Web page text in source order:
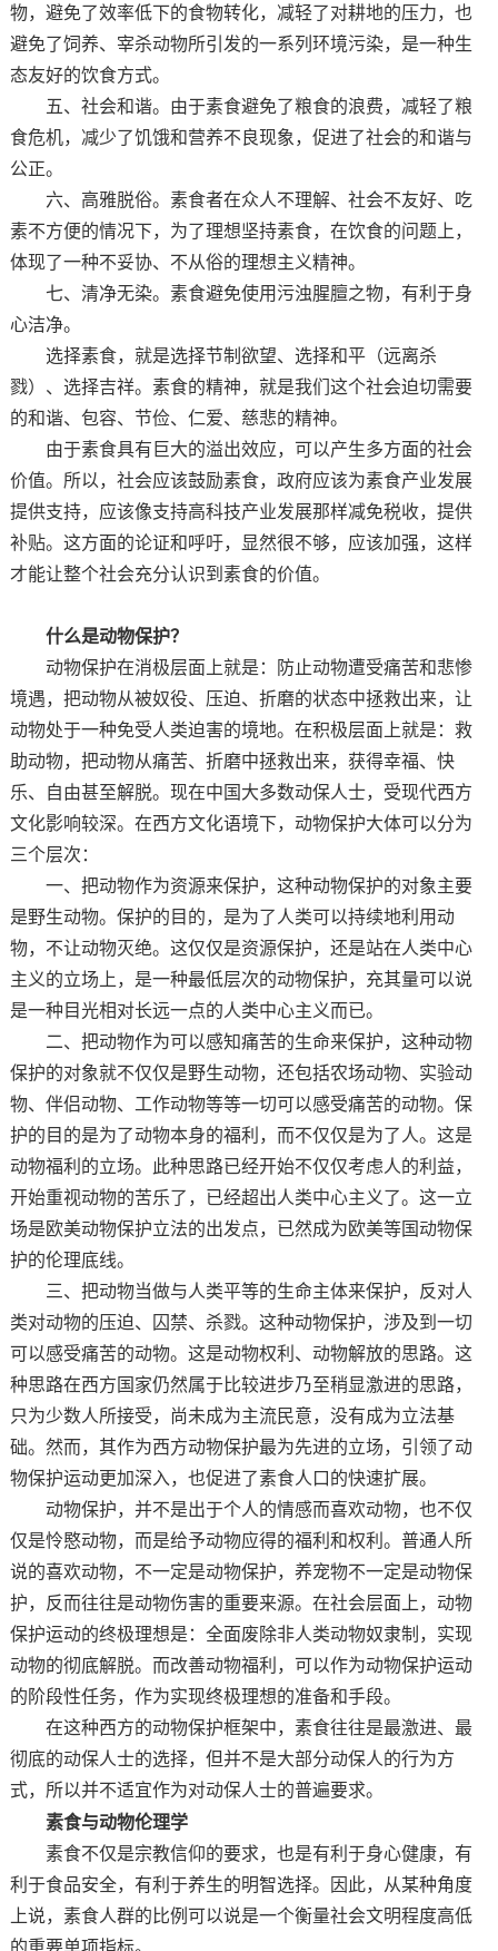
物，避免了效率低下的食物转化，减轻了对耕地的压力，也
避免了饲养、宰杀动物所引发的一系列环境污染，是一种生
态友好的饮食方式。
五、社会和谐。由于素食避免了粮食的浪费，减轻了粮
食危机，减少了饥饿和营养不良现象，促进了社会的和谐与
公正。
六、高雅脱俗。素食者在众人不理解、社会不友好、吃
素不方便的情况下，为了理想坚持素食，在饮食的问题上，
体现了一种不妥协、不从俗的理想主义精神。
七、清净无染。素食避免使用污浊腥膻之物，有利于身
心洁净。
选择素食，就是选择节制欲望、选择和平（远离杀
戮）、选择吉祥。素食的精神，就是我们这个社会迫切需要
的和谐、包容、节俭、仁爱、慈悲的精神。
由于素食具有巨大的溢出效应，可以产生多方面的社会
价值。所以，社会应该鼓励素食，政府应该为素食产业发展
提供支持，应该像支持高科技产业发展那样减免税收，提供
补贴。这方面的论证和呼吁，显然很不够，应该加强，这样
才能让整个社会充分认识到素食的价值。
什么是动物保护？
动物保护在消极层面上就是：防止动物遭受痛苦和悲惨
境遇，把动物从被奴役、压迫、折磨的状态中拯救出来，让
动物处于一种免受人类迫害的境地。在积极层面上就是：救
助动物，把动物从痛苦、折磨中拯救出来，获得幸福、快
乐、自由甚至解脱。现在中国大多数动保人士，受现代西方
文化影响较深。在西方文化语境下，动物保护大体可以分为
三个层次：
一、把动物作为资源来保护，这种动物保护的对象主要
是野生动物。保护的目的，是为了人类可以持续地利用动
物，不让动物灭绝。这仅仅是资源保护，还是站在人类中心
主义的立场上，是一种最低层次的动物保护，充其量可以说
是一种目光相对长远一点的人类中心主义而已。
二、把动物作为可以感知痛苦的生命来保护，这种动物
保护的对象就不仅仅是野生动物，还包括农场动物、实验动
物、伴侣动物、工作动物等等一切可以感受痛苦的动物。保
护的目的是为了动物本身的福利，而不仅仅是为了人。这是
动物福利的立场。此种思路已经开始不仅仅考虑人的利益，
开始重视动物的苦乐了，已经超出人类中心主义了。这一立
场是欧美动物保护立法的出发点，已然成为欧美等国动物保
护的伦理底线。
三、把动物当做与人类平等的生命主体来保护，反对人
类对动物的压迫、囚禁、杀戮。这种动物保护，涉及到一切
可以感受痛苦的动物。这是动物权利、动物解放的思路。这
种思路在西方国家仍然属于比较进步乃至稍显激进的思路，
只为少数人所接受，尚未成为主流民意，没有成为立法基
础。然而，其作为西方动物保护最为先进的立场，引领了动
物保护运动更加深入，也促进了素食人口的快速扩展。
动物保护，并不是出于个人的情感而喜欢动物，也不仅
仅是怜愍动物，而是给予动物应得的福利和权利。普通人所
说的喜欢动物，不一定是动物保护，养宠物不一定是动物保
护，反而往往是动物伤害的重要来源。在社会层面上，动物
保护运动的终极理想是：全面废除非人类动物奴隶制，实现
动物的彻底解脱。而改善动物福利，可以作为动物保护运动
的阶段性任务，作为实现终极理想的准备和手段。
在这种西方的动物保护框架中，素食往往是最激进、最
彻底的动保人士的选择，但并不是大部分动保人的行为方
式，所以并不适宜作为对动保人士的普遍要求。
素食与动物伦理学
素食不仅是宗教信仰的要求，也是有利于身心健康，有
利于食品安全，有利于养生的明智选择。因此，从某种角度
上说，素食人群的比例可以说是一个衡量社会文明程度高低
的重要单项指标。